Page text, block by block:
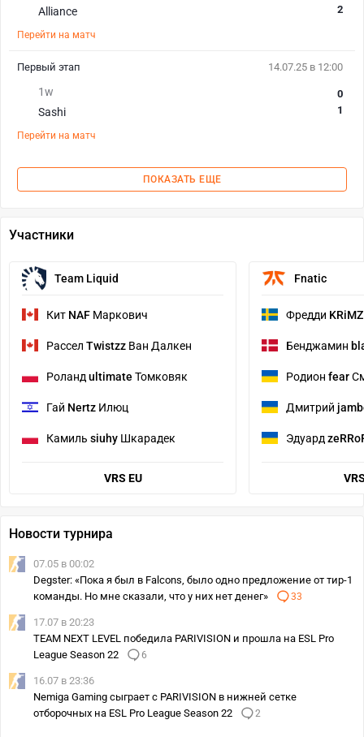
Alliance 2
Перейти на матч
14.07.25 в 12:00
1w
Sashi
0
1
Перейти на матч
Первый этап
ПОКАЗАТЬ ЕЩЕ
Участники
Team Liquid
Кит NAF Маркович
Рассел Twistzz Ван Далкен
Роландultimate Томковяк
Гай Nertz Илюц
Камиль siuhy Шкарадек
VRS EU
Fnatic
Фредди KRiMZ
Бенджамин
Родион fear
Дмитрий
Эдуард
Новости турнира
07.05 в 00:02
Degster: «Пока я был в Falcons, было одно предложение от тир-1
команды. Но мне сказали, что у них нет денег»
33
17.07 в 20:23
TEAM NEXT LEVEL победила PARIVISION и прошла на ESL Pro
League Season 22
6
16.07 в 23:36
Nemiga Gaming сыграет с PARIVISION в нижней сетке
отборочных на ESL Pro League Season 22
2